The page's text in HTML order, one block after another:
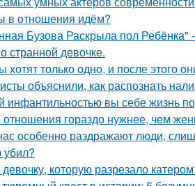
в отношения идём?
Бузова Раскрыла пол Ребёнка"
странной девочке.
только одно, и после этого
объяснили, как распознать
инфантильностью вы себе жизнь
гораздо нужнее, чем
особенно раздражают люди,
убил?
которую разрезало